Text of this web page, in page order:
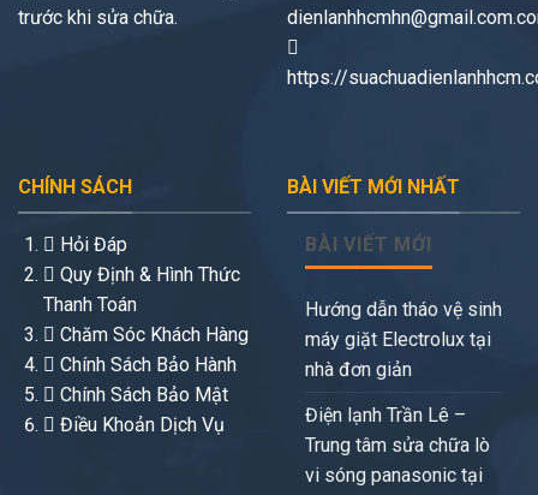
trước khi sửa chữa.
https://
CHÍNH SÁCH
Hỏi Đáp
Quy Định & Hình Thức
Thanh Toán
Chăm Sóc Khách Hàng
Chính Sách Bảo Hành
Chính Sách Bảo Mật
Điều Khoản Dịch Vụ
BÀI VIẾT MỚI NHẤT
BÀI VIẾT MỚI
Hướng dẫn tháo vệ sinh
máy giặt Electrolux tại
nhà đơn giản
Điện lạnh Trần Lê –
Trung tâm sửa chữa lò
vi sóng panasonic tại